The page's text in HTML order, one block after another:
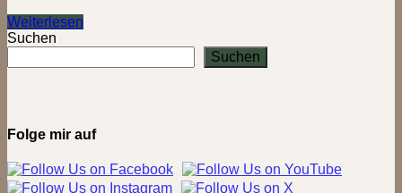
Nordisk
Mos
–
der
Weiterlesen
Suchen
Suchen
Folge mir auf